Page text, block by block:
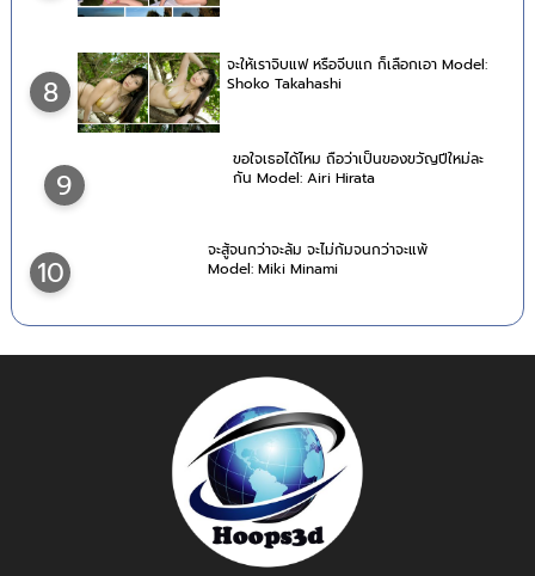
8
จะให้เราจิบแฟ หรือจีบแก ก็เลือกเอา Model:
Shoko Takahashi
9
ขอใจเธอได้ไหม ถือว่าเป็นของขวัญปีใหม่ละ
กัน Model: Airi Hirata
10
จะสู้จนกว่าจะล้ม จะไม่ก้มจนกว่าจะแพ้
Model: Miki Minami